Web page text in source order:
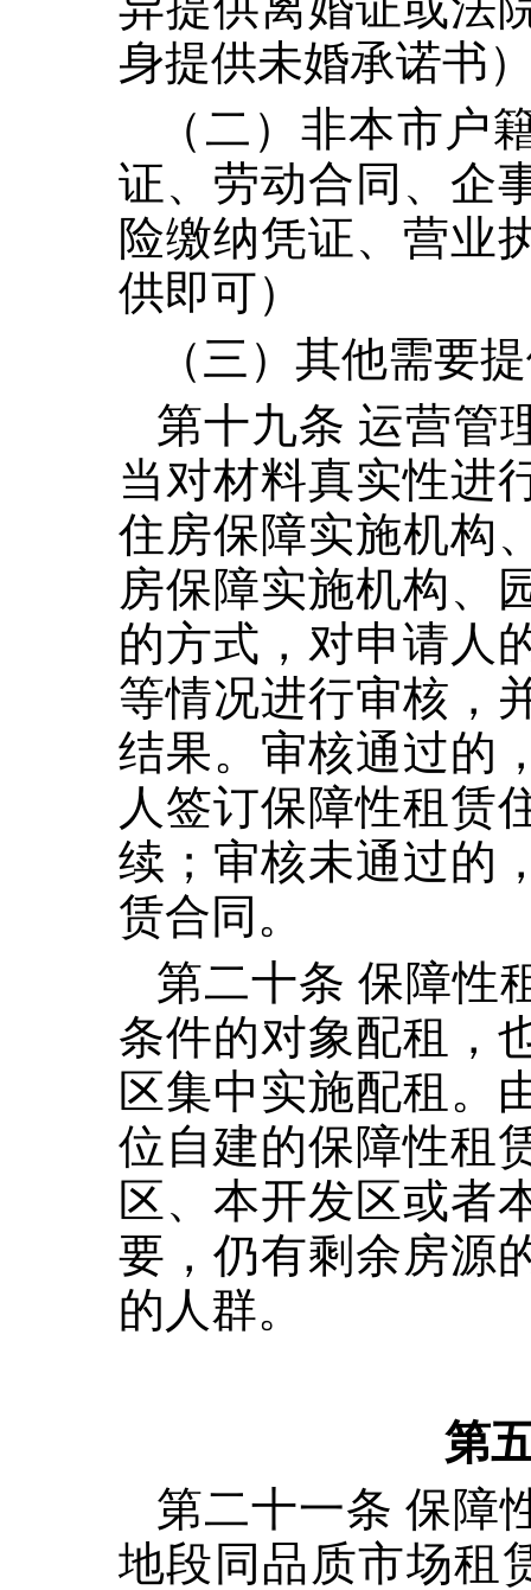
身提供未婚承诺书
（二）非本市户
证、劳动合同、企
险缴纳凭证、营业
供即可）
（三）其他需要
第十九条 运营管
当对材料真实性进
住房保障实施机构
房保障实施机构、
的方式，对申请人
等情况进行审核，
结果。审核通过的
人签订保障性租赁
续；审核未通过的
赁合同。
第二十条 保障性
条件的对象配租，
区集中实施配租。
位自建的保障性租
区、本开发区或者
要，仍有剩余房源
的人群。
第
第二十一条 保障
地段同品质市场租